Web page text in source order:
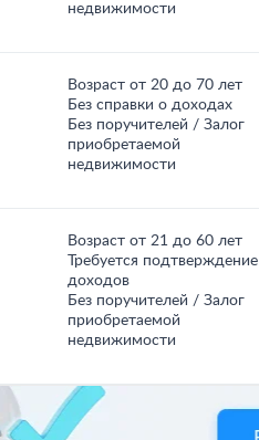
недвижимости
Возраст от 20 до 70 лет
Без справки о доходах
Без поручителей / Залог
приобретаемой
недвижимости
Возраст от 21 до 60 лет
Требуется подтверждение
доходов
Без поручителей / Залог
приобретаемой
недвижимости